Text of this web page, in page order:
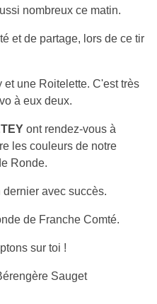
nombreux ce matin.
et de partage, lors de ce tir
une Roitelette. C'est très
à eux deux.
ont rendez-vous à
les couleurs de notre
Ronde.
avec succès.
de Franche Comté.
sur toi !
Sauget